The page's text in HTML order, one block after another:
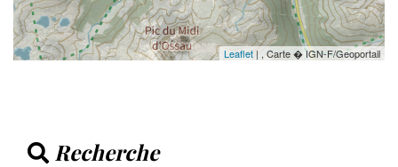
Leaflet | , Carte � IGN-F/Geoportail
Recherche